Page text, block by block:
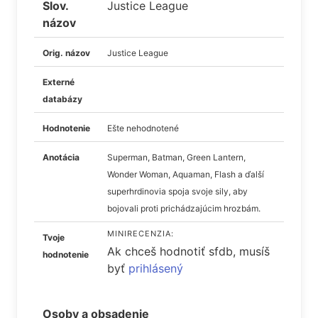
Slov.
názov
Justice League
Orig. názov Justice League
Externé
databázy
Hodnotenie Ešte nehodnotené
Anotácia
Superman, Batman, Green Lantern,
Wonder Woman, Aquaman, Flash a ďalší
superhrdinovia spoja svoje sily, aby
bojovali proti prichádzajúcim hrozbám.
Tvoje
hodnotenie
MINIRECENZIA:
Ak chceš hodnotiť sfdb, musíš
byť prihlásený
Osoby a obsadenie